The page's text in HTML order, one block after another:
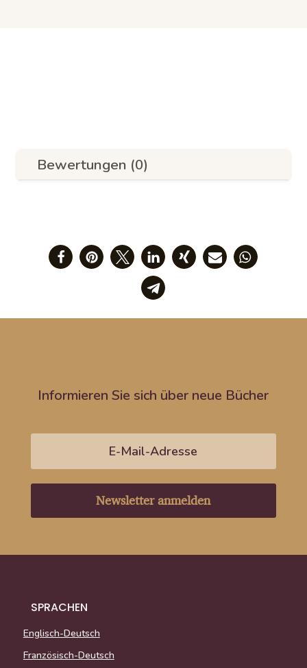
Bewertungen (0)
Informieren Sie sich über neue Bücher
Newsletter anmelden
SPRACHEN
Englisch-Deutsch
Französisch-Deutsch